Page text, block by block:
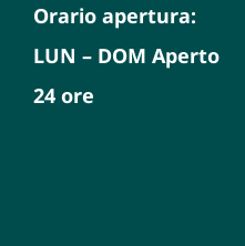
Orario apertura:
LUN – DOM Aperto
24 ore